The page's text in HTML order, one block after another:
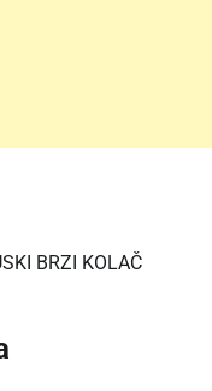
BRZI KOLAČ